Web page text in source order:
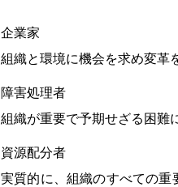
企業家
組織と環境に機会を求め変革
障害処理者
組織が重要で予期せざる困難
資源配分者
実質的に、組織のすべての